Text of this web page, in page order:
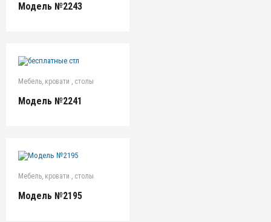
Модель №2243
Мебель, кровати , столы
Модель №2241
Мебель, кровати , столы
Модель №2195